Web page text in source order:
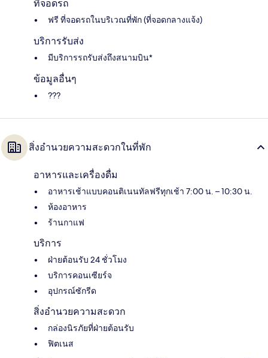
ที่จอดรถ
ฟรี ที่จอดรถในบริเวณที่พัก (ที่จอดกลางแจ้ง)
บริการรับส่ง
มีบริการรถรับส่งถึงสนามบิน*
ข้อมูลอื่นๆ
???
สิ่งอำนวยความสะดวกในที่พัก
อาหารและเครื่องดื่ม
อาหารเช้าแบบคอนติเนนทัลฟรีทุกเช้า 7:00 น. – 10:30 น.
ห้องอาหาร
ร้านกาแฟ
บริการ
ฝ่ายต้อนรับ 24 ชั่วโมง
บริการคอนเซียร์จ
อุปกรณ์ซักรีด
สิ่งอำนวยความสะดวก
กล่องนิรภัยที่ฝ่ายต้อนรับ
ฟิตเนส